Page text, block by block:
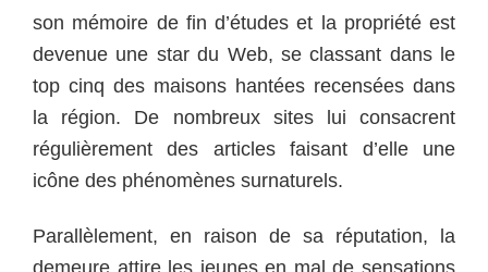
son mémoire de fin d’études et la propriété est
devenue une star du Web, se classant dans le
top cinq des maisons hantées recensées dans
la région. De nombreux sites lui consacrent
régulièrement des articles faisant d’elle une
icône des phénomènes surnaturels.
Parallèlement, en raison de sa réputation, la